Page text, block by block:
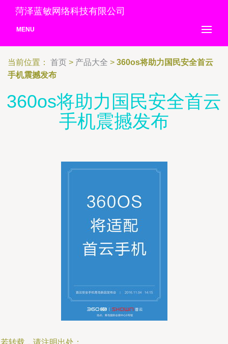
菏泽蓝敏网络科技有限公司
MENU
当前位置： 首页 > 产品大全 > 360os将助力国民安全首云
手机震撼发布
360os将助力国民安全首云
手机震撼发布
转载，请注明出处：